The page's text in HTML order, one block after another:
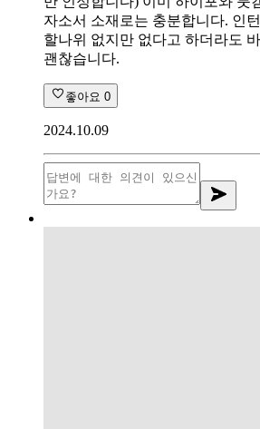
자소서 소재로는 충분합니다. 인
할나위 없지만 없다고 하더라도
괜찮습니다.
좋아요 0
2024.10.09